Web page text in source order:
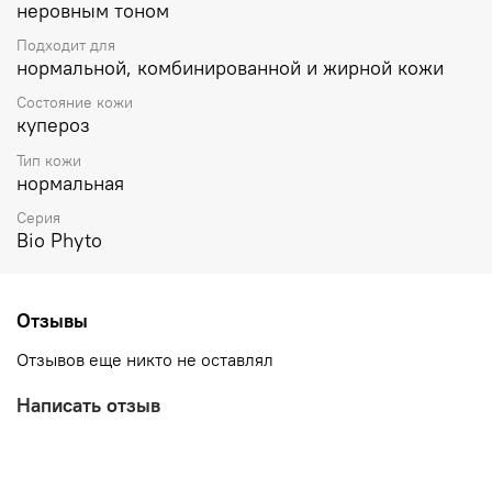
неровным тоном
Подходит для
нормальной, комбинированной и жирной кожи
Состояние кожи
купероз
Тип кожи
нормальная
Серия
Bio Phyto
Отзывы
Отзывов еще никто не оставлял
Написать отзыв